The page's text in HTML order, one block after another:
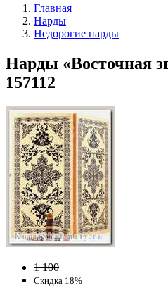
Главная
Нарды
Недорогие нарды
Нарды «Восточная
157112
1 100
Скидка 18%